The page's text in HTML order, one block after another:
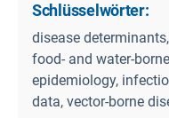
Schlüsselwörter:
disease
food- and water-
epidemiology,
data, vector-borne